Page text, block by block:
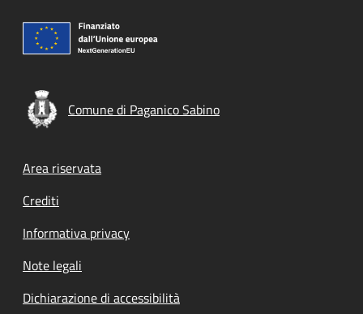
Comune di Paganico Sabino
Footer menu
Area riservata
Crediti
Informativa privacy
Note legali
Dichiarazione di accessibilità